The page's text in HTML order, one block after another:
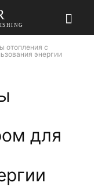
отопления с
энергии
для